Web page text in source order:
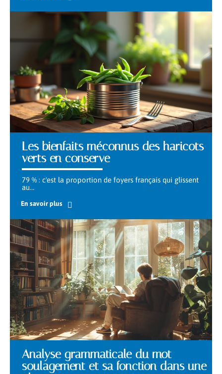
Les bienfaits méconnus des haricots
verts en conserve
79 % : c'est la proportion de foyers français qui glissent
au…
En savoir plus
Analyse grammaticale du mot
soulagement et sa fonction dans une